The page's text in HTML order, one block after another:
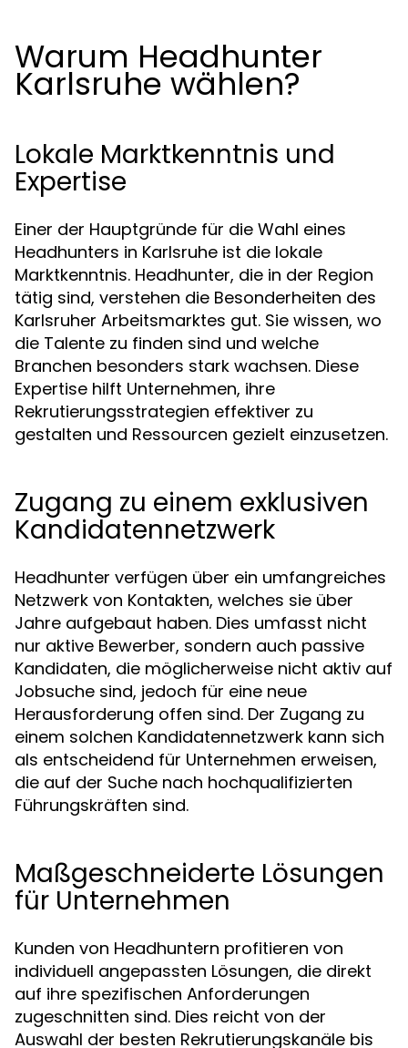
Warum Headhunter
Karlsruhe wählen?
Lokale Marktkenntnis und
Expertise
Einer der Hauptgründe für die Wahl eines
Headhunters in Karlsruhe ist die lokale
Marktkenntnis. Headhunter, die in der Region
tätig sind, verstehen die Besonderheiten des
Karlsruher Arbeitsmarktes gut. Sie wissen, wo
die Talente zu finden sind und welche
Branchen besonders stark wachsen. Diese
Expertise hilft Unternehmen, ihre
Rekrutierungsstrategien effektiver zu
gestalten und Ressourcen gezielt einzusetzen.
Zugang zu einem exklusiven
Kandidatennetzwerk
Headhunter verfügen über ein umfangreiches
Netzwerk von Kontakten, welches sie über
Jahre aufgebaut haben. Dies umfasst nicht
nur aktive Bewerber, sondern auch passive
Kandidaten, die möglicherweise nicht aktiv auf
Jobsuche sind, jedoch für eine neue
Herausforderung offen sind. Der Zugang zu
einem solchen Kandidatennetzwerk kann sich
als entscheidend für Unternehmen erweisen,
die auf der Suche nach hochqualifizierten
Führungskräften sind.
Maßgeschneiderte Lösungen
für Unternehmen
Kunden von Headhuntern profitieren von
individuell angepassten Lösungen, die direkt
auf ihre spezifischen Anforderungen
zugeschnitten sind. Dies reicht von der
Auswahl der besten Rekrutierungskanäle bis